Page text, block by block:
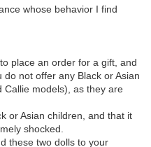
whose behavior I find
place an order for a gift, and
not offer any Black or Asian
Callie models), as they are
or Asian children, and that it
shocked.
these two dolls to your